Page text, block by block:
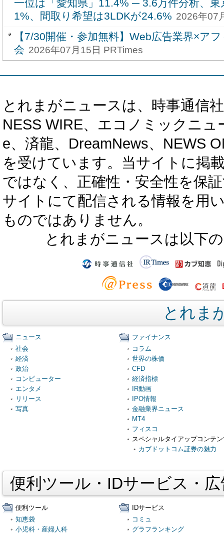
一位は「愛知県」11.4% ─ 3.6万件分析、
1%、間取り希望は3LDKが24.6% 2026年07
【7/30開催・参加無料】Web広告業界×ア
会 2026年07月15日 PRTimes
とれまがニュースは、時事通信
NESS WIRE、エコノミックニ
e、済龍、DreamNews、NEWS
を受けています。当サイトに掲
ではなく、正確性・安全性を保
サイトにて配信される情報を用
ものではありません。
とれまがニュースは以下
とれま
ニュース
社会
経済
政治
コンピューター
エンタメ
リリース
写真
ファイナンス
コラム
世界の株価
CFD
経済指標
IR動画
IPO情報
金融業界ニュース
MT4
フィスコ
スペシャルタイアップコンテ
カブドットコム証券の魅力
便利ツール・IDサービス・
便利ツール
知恵袋
小児科・産婦人科
IDサービス
コミュ
グラフランキング